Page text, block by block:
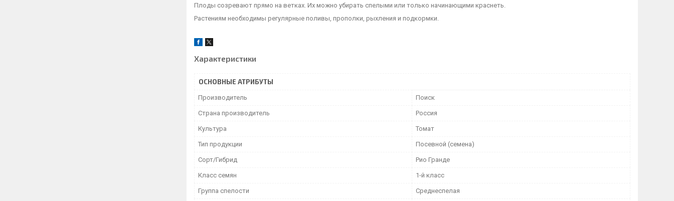
Плоды созревают прямо на ветках. Их можно убирать спелыми или только начинающими краснеть.
Растениям необходимы регулярные поливы, прополки, рыхления и подкормки.
Характеристики
ОСНОВНЫЕ АТРИБУТЫ
Производитель Поиск
Страна производитель Россия
Культура Томат
Тип продукции Посевной (семена)
Сорт/Гибрид Рио Гранде
Класс семян 1-й класс
Группа спелости Среднеспелая